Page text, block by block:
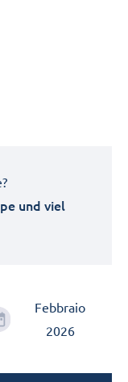
und viel
Febbraio
2026